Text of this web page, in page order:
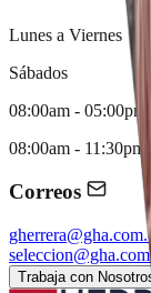
Lunes a Viernes
Sábados
08:00am - 05:00pm
08:00am - 11:30pm
Correos
Trabaja con Nosotros